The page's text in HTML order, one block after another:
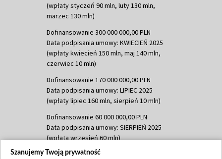
(wpłaty styczeń 90 mln, luty 130 mln,
marzec 130 mln)
Dofinansowanie 300 000 000,00 PLN
Data podpisania umowy: KWIECIEŃ 2025
(wpłaty kwiecień 150 mln, maj 140 mln,
czerwiec 10 mln)
Dofinansowanie 170 000 000,00 PLN
Data podpisania umowy: LIPIEC 2025
(wpłaty lipiec 160 mln, sierpień 10 mln)
Dofinansowanie 60 000 000,00 PLN
Data podpisania umowy: SIERPIEŃ 2025
(wpłata wrzesień 60 mln)
Dofinansowanie 635 783 051,21 PLN
Szanujemy Twoją prywatność